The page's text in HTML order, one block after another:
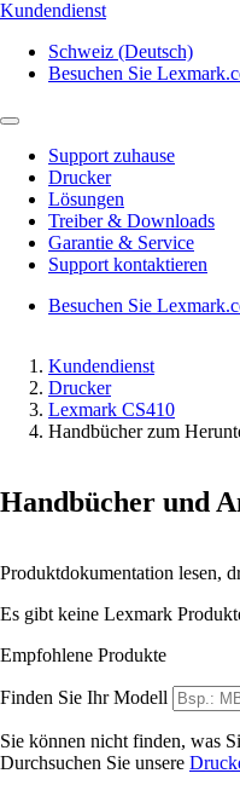
Kundendienst
Schweiz (Deutsch)
Besuchen Sie
Support zuhause
Drucker
Lösungen
Treiber & Downloads
Garantie & Service
Support kontaktieren
Besuchen Sie
Kundendienst
Drucker
Lexmark CS410
Handbücher zum
Handbücher und
Produktdokumentation lesen,
Es gibt keine Lexmark
Empfohlene Produkte
Finden Sie Ihr Modell
Sie können nicht finden, was
Durchsuchen Sie unsere